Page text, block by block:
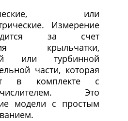
или
Измерение
за счет
крыльчатки,
или турбинной
части, которая
в комплекте с
Это
модели с простым